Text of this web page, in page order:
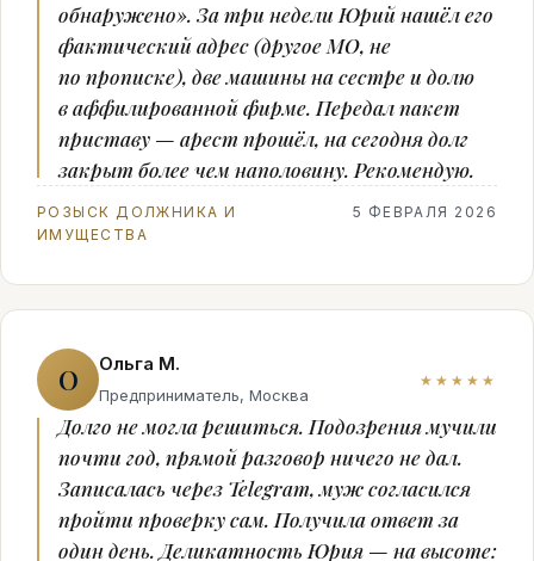
обнаружено». За три недели Юрий нашёл его
фактический адрес (другое МО, не
по прописке), две машины на сестре и долю
в аффилированной фирме. Передал пакет
приставу — арест прошёл, на сегодня долг
закрыт более чем наполовину. Рекомендую.
РОЗЫСК ДОЛЖНИКА И
ИМУЩЕСТВА
5 ФЕВРАЛЯ 2026
О Ольга М.
Предприниматель, Москва
★★★★★
Долго не могла решиться. Подозрения мучили
почти год, прямой разговор ничего не дал.
Записалась через Telegram, муж согласился
пройти проверку сам. Получила ответ за
один день. Деликатность Юрия — на высоте: